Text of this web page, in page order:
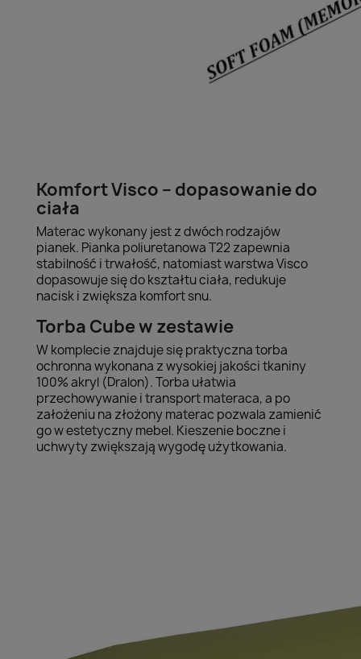
Komfort Visco – dopasowanie do
ciała
Materac wykonany jest z dwóch rodzajów
pianek. Pianka poliuretanowa T22 zapewnia
stabilność i trwałość, natomiast warstwa Visco
dopasowuje się do kształtu ciała, redukuje
nacisk i zwiększa komfort snu.
Torba Cube w zestawie
W komplecie znajduje się praktyczna torba
ochronna wykonana z wysokiej jakości tkaniny
100% akryl (Dralon). Torba ułatwia
przechowywanie i transport materaca, a po
założeniu na złożony materac pozwala zamienić
go w estetyczny mebel. Kieszenie boczne i
uchwyty zwiększają wygodę użytkowania.